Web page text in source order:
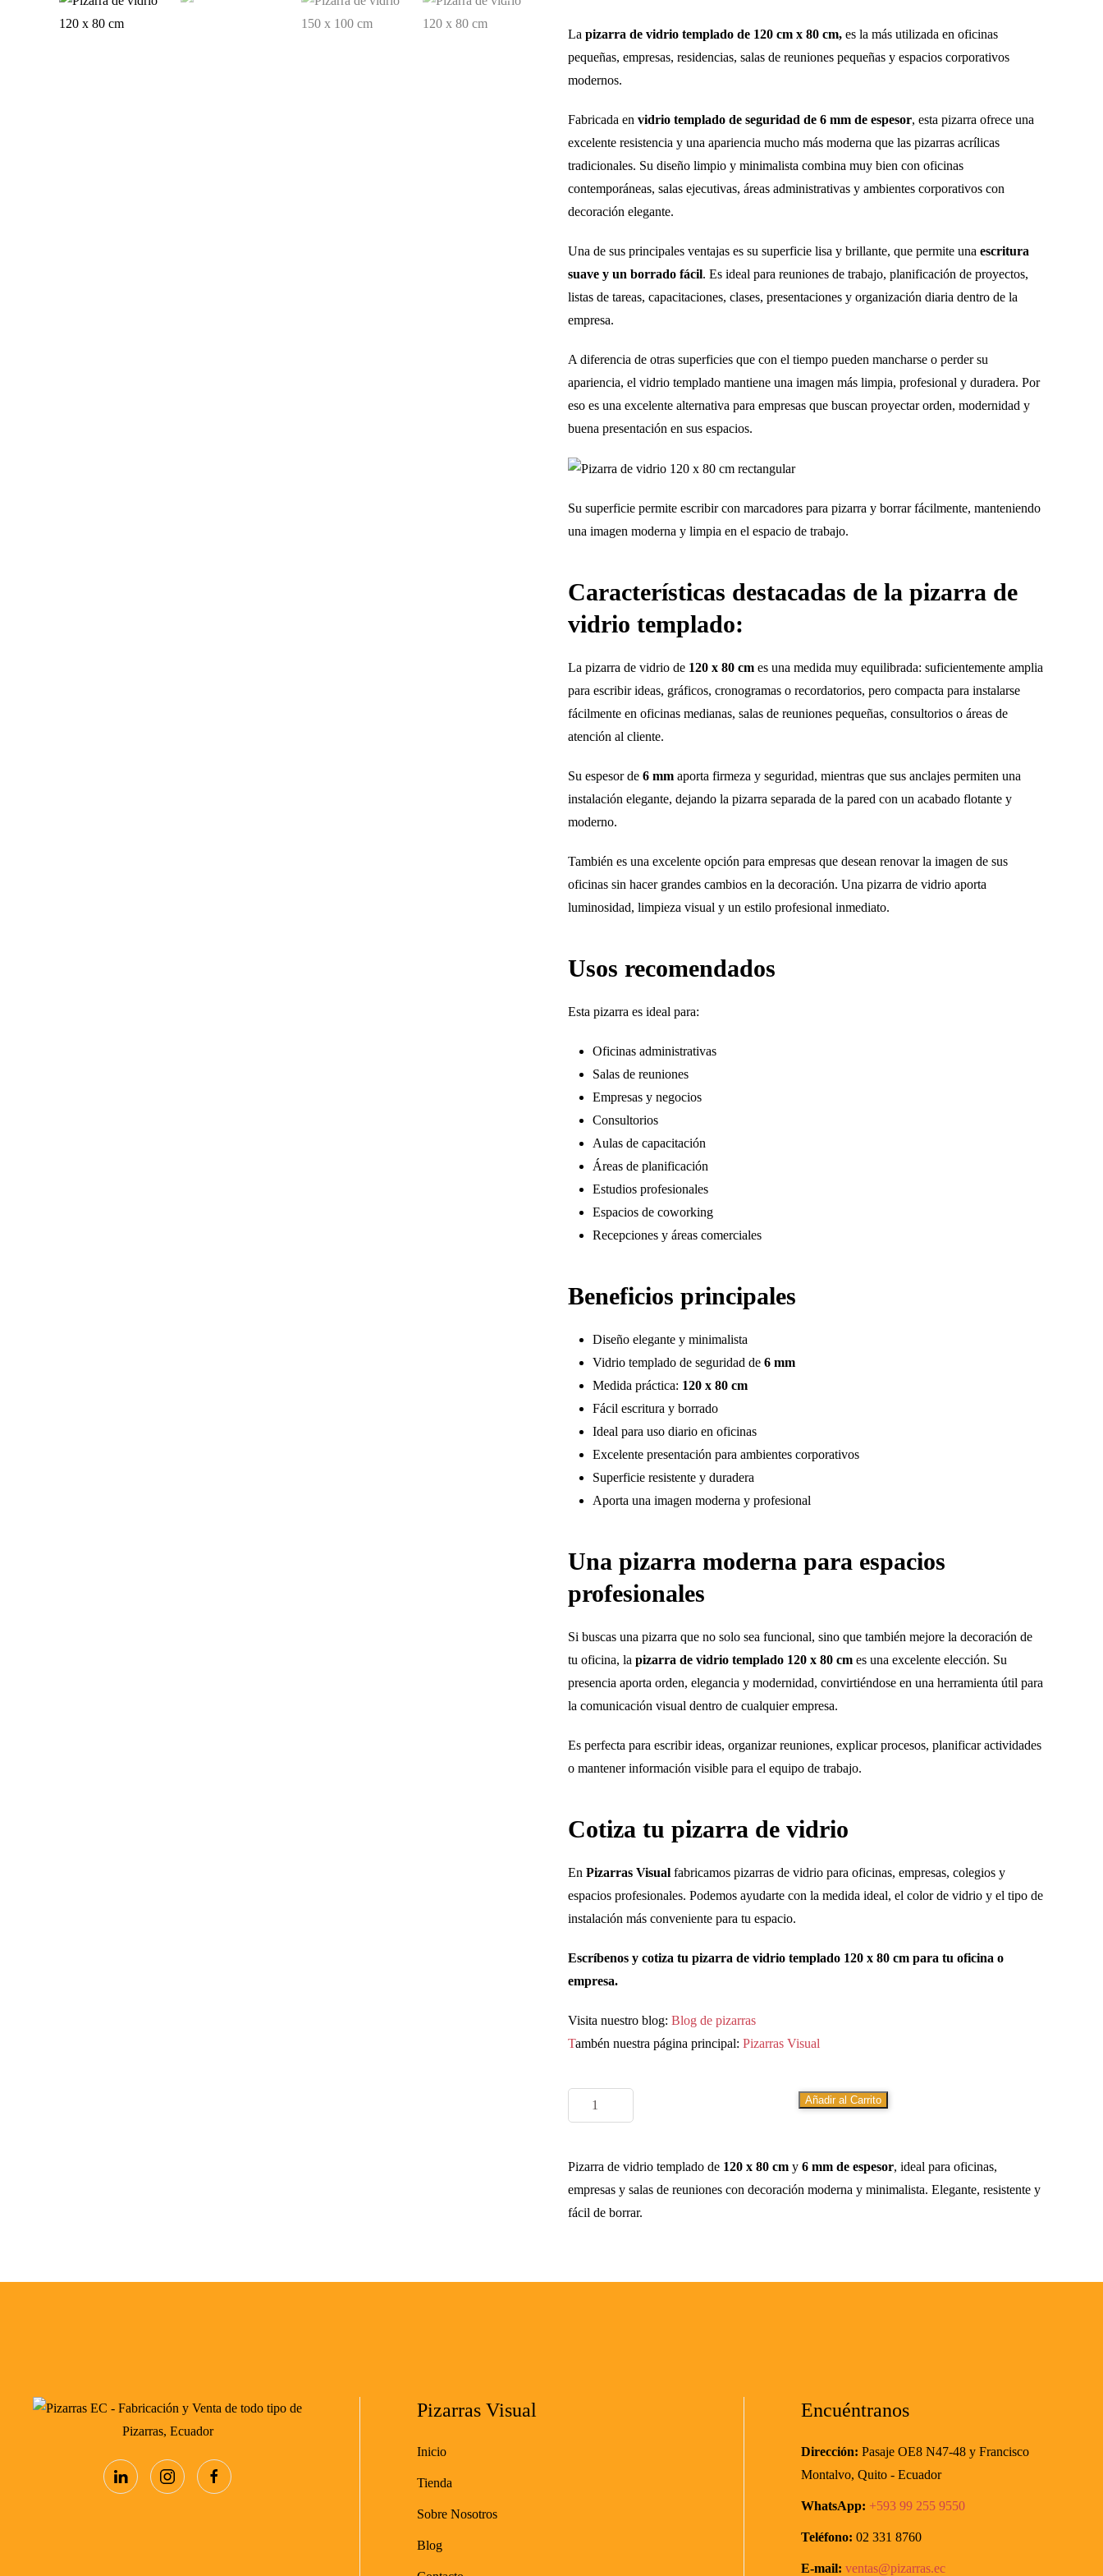
original
era:
actual
es:
La pizarra de vidrio templado de 120 cm x 80 cm, es la más utilizada en oficinas
pequeñas, empresas, residencias, salas de reuniones pequeñas y espacios corporativos
modernos.
Fabricada en vidrio templado de seguridad de 6 mm de espesor, esta pizarra ofrece una
excelente resistencia y una apariencia mucho más moderna que las pizarras acrílicas
tradicionales. Su diseño limpio y minimalista combina muy bien con oficinas
contemporáneas, salas ejecutivas, áreas administrativas y ambientes corporativos con
decoración elegante.
Una de sus principales ventajas es su superficie lisa y brillante, que permite una escritura
suave y un borrado fácil. Es ideal para reuniones de trabajo, planificación de proyectos,
listas de tareas, capacitaciones, clases, presentaciones y organización diaria dentro de la
empresa.
A diferencia de otras superficies que con el tiempo pueden mancharse o perder su
apariencia, el vidrio templado mantiene una imagen más limpia, profesional y duradera. Por
eso es una excelente alternativa para empresas que buscan proyectar orden, modernidad y
buena presentación en sus espacios.
Su superficie permite escribir con marcadores para pizarra y borrar fácilmente, manteniendo
una imagen moderna y limpia en el espacio de trabajo.
Características destacadas de la pizarra de
vidrio templado:
La pizarra de vidrio de 120 x 80 cm es una medida muy equilibrada: suficientemente amplia
para escribir ideas, gráficos, cronogramas o recordatorios, pero compacta para instalarse
fácilmente en oficinas medianas, salas de reuniones pequeñas, consultorios o áreas de
atención al cliente.
Su espesor de 6 mm aporta firmeza y seguridad, mientras que sus anclajes permiten una
instalación elegante, dejando la pizarra separada de la pared con un acabado flotante y
moderno.
También es una excelente opción para empresas que desean renovar la imagen de sus
oficinas sin hacer grandes cambios en la decoración. Una pizarra de vidrio aporta
luminosidad, limpieza visual y un estilo profesional inmediato.
Usos recomendados
Esta pizarra es ideal para:
Oficinas administrativas
Salas de reuniones
Empresas y negocios
Consultorios
Aulas de capacitación
Áreas de planificación
Estudios profesionales
Espacios de coworking
Recepciones y áreas comerciales
Beneficios principales
Diseño elegante y minimalista
Vidrio templado de seguridad de 6 mm
Medida práctica: 120 x 80 cm
Fácil escritura y borrado
Ideal para uso diario en oficinas
Excelente presentación para ambientes corporativos
Superficie resistente y duradera
Aporta una imagen moderna y profesional
Una pizarra moderna para espacios
profesionales
Si buscas una pizarra que no solo sea funcional, sino que también mejore la decoración de
tu oficina, la pizarra de vidrio templado 120 x 80 cm es una excelente elección. Su
presencia aporta orden, elegancia y modernidad, convirtiéndose en una herramienta útil para
la comunicación visual dentro de cualquier empresa.
Es perfecta para escribir ideas, organizar reuniones, explicar procesos, planificar actividades
o mantener información visible para el equipo de trabajo.
Cotiza tu pizarra de vidrio
En Pizarras Visual fabricamos pizarras de vidrio para oficinas, empresas, colegios y
espacios profesionales. Podemos ayudarte con la medida ideal, el color de vidrio y el tipo de
instalación más conveniente para tu espacio.
Escríbenos y cotiza tu pizarra de vidrio templado 120 x 80 cm para tu oficina o
empresa.
Visita nuestro blog: Blog de pizarras
Tambén nuestra página principal: Pizarras Visual
Pizarra
de
templado
120
x
para
Añadir al Carrito
Pizarra de vidrio templado de 120 x 80 cm y 6 mm de espesor, ideal para oficinas,
empresas y salas de reuniones con decoración moderna y minimalista. Elegante, resistente y
fácil de borrar.
Pizarras Visual
Inicio
Tienda
Sobre Nosotros
Blog
Encuéntranos
Dirección: Pasaje OE8 N47-48 y Francisco
Montalvo, Quito - Ecuador
WhatsApp: +593 99 255 9550
Teléfono: 02 331 8760
E-mail: ventas@pizarras.ec